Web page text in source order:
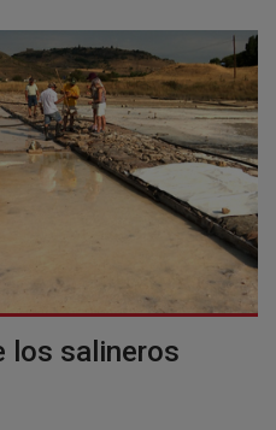
los salineros